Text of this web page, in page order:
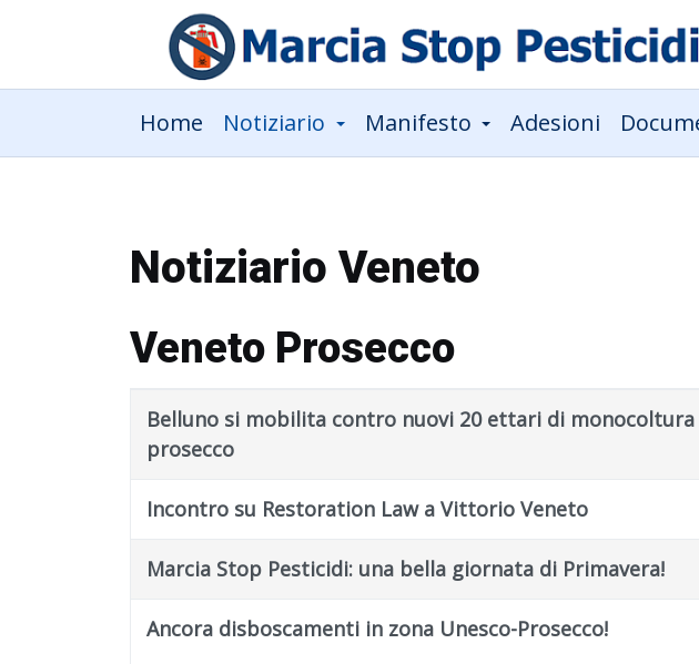
Home Notiziario Manifesto Adesioni
Notiziario Veneto
Veneto Prosecco
Title Published Date
Belluno si mobilita contro nuovi 20 ettari di monocoltura
prosecco
Incontro su Restoration Law a Vittorio Veneto
Marcia Stop Pesticidi: una bella giornata di Primavera!
Ancora disboscamenti in zona Unesco-Prosecco!